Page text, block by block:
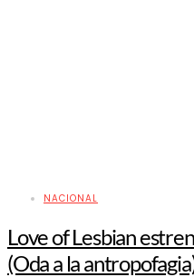
NACIONAL
Love of Lesbian
(Oda a la